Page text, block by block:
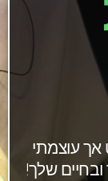
אך עוצמתי
שלך!